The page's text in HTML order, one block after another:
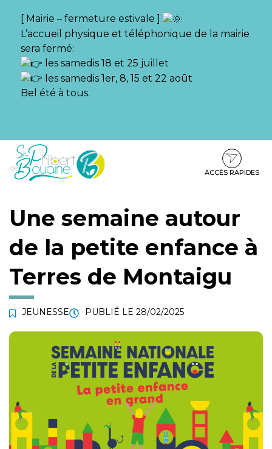
[ Mairie – fermeture estivale ]
L’accueil physique et téléphonique de la mairie
sera fermé:
les samedis 18 et 25 juillet
les samedis 1er, 8, 15 et 22 août
Bel été à tous.
Aller
Aller
contenu
Aller
pied
ACCÈS RAPIDES
Une semaine autour
de la petite enfance à
Terres de Montaigu
JEUNESSE PUBLIÉ LE 28/02/2025